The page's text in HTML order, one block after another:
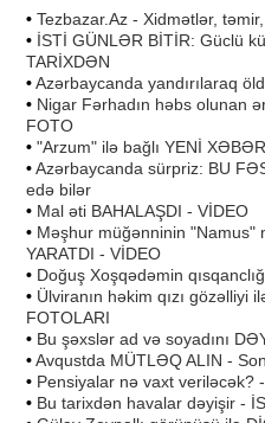
• Tezbazar.Az - Xidmətlər,
• İSTİ GÜNLƏR BİTİR: Güclü
TARİXDƏN
•Azərbaycanda yandırılaraq
• Nigar Fərhadın həbs olunan
FOTO
• "Arzum" ilə bağlı YENİ
•Azərbaycanda sürpriz: BU
edə bilər
• Mal əti BAHALAŞDI - VİDEO
• Məşhur müğənninin "Namus"
YARATDI - VİDEO
• Doğuş Xoşqədəmin
• Ülviranın həkim qızı gözəlliyi
FOTOLARI
• Bu şəxslər ad və soyadını
•Avqustda MÜTLƏQ ALIN -
• Pensiyalar nə vaxt veriləcək?
• Bu tarixdən havalar dəyişir -